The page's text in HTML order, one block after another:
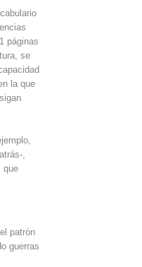
páginas
se
la que
,
que
patrón
guerras